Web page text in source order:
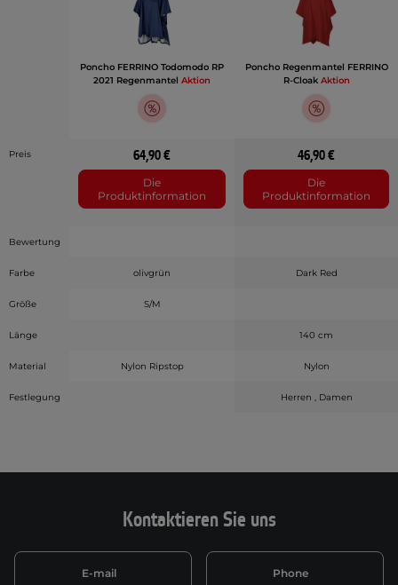
Poncho FERRINO Todomodo RP
2021 Regenmantel Aktion
Poncho Regenmantel FERRINO
R-Cloak Aktion
Preis 64,90 €
Die
Produktinformation
46,90 €
Die
Produktinformation
Bewertung
Farbe olivgrün Dark Red
Größe S/M
Länge 140 cm
Material Nylon Ripstop Nylon
Festlegung Herren , Damen
Kontaktieren Sie uns
E-mail Phone